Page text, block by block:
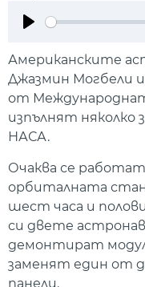
Американските
Джазмин Могбели
от
изпълнят няколко
НАСА.
Очаква се
орбиталната
шест часа и
си двете
демонтират
заменят един от
панели.